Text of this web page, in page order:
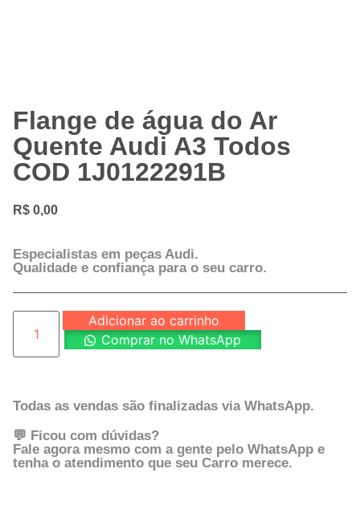
Flange de água do Ar
Quente Audi A3 Todos
COD 1J0122291B
R$ 0,00
Especialistas em peças Audi.
Qualidade e confiança para o seu carro.
Adicionar ao carrinho
Comprar no WhatsApp
Todas as vendas são finalizadas via WhatsApp.
💬 Ficou com dúvidas?
Fale agora mesmo com a gente pelo WhatsApp e
tenha o atendimento que seu Carro merece.